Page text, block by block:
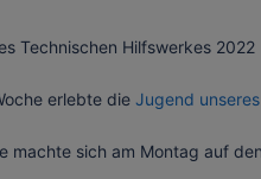
Technischen Hilfswerkes 2022
erlebte die Jugend
machte sich am Montag auf